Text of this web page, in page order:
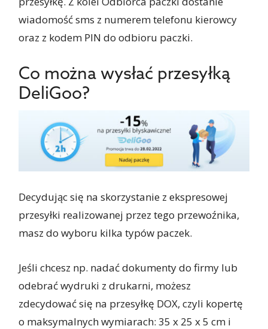
wiadomość sms z numerem telefonu kierowcy
oraz z kodem PIN do odbioru paczki.
Co można wysłać przesyłką
DeliGoo?
Decydując się na skorzystanie z ekspresowej
przesyłki realizowanej przez tego przewoźnika,
masz do wyboru kilka typów paczek.
Jeśli chcesz np. nadać dokumenty do firmy lub
odebrać wydruki z drukarni, możesz
zdecydować się na przesyłkę DOX, czyli kopertę
o maksymalnych wymiarach: 35 x 25 x 5 cm i